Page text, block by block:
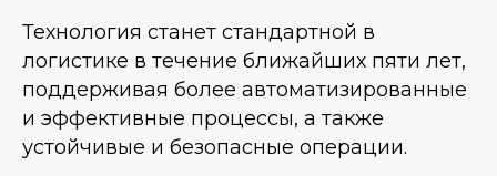
Технология станет стандартной в
логистике в течение ближайших пяти лет,
поддерживая более автоматизированные
и эффективные процессы, а также
устойчивые и безопасные операции.